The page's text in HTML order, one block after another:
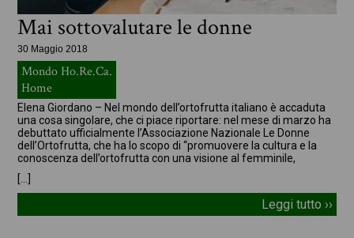
Mai sottovalutare le donne
30 Maggio 2018
Mondo Ho.Re.Ca.
Home
Elena Giordano – Nel mondo dell’ortofrutta italiano è accaduta
una cosa singolare, che ci piace riportare: nel mese di marzo ha
debuttato ufficialmente l’Associazione Nazionale Le Donne
dell’Ortofrutta, che ha lo scopo di “promuovere la cultura e la
conoscenza dell’ortofrutta con una visione al femminile,
Leggi tutto ››